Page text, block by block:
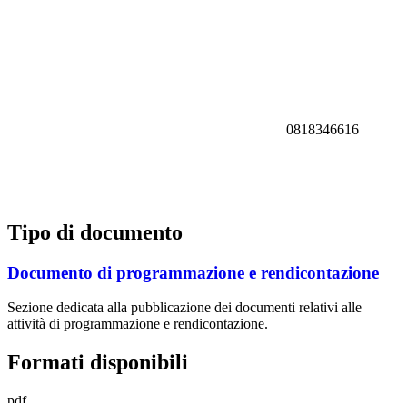
0818346616
Tipo di documento
Documento di programmazione e rendicontazione
Sezione dedicata alla pubblicazione dei documenti relativi alle
attività di programmazione e rendicontazione.
Formati disponibili